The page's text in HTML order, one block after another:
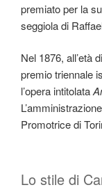
premiato per la
seggiola di
Nel 1876, all’età
premio triennale
l’opera intitolata
Promotrice di
Lo stile di